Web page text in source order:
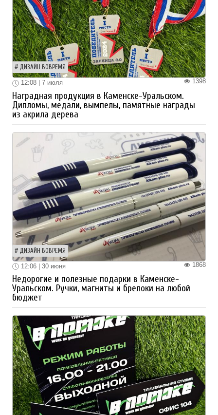
ДИЗАЙН ВОВРЕМЯ
1398
12:08 | 7 июля
Наградная продукция в Каменске-Уральском.
Дипломы, медали, вымпелы, памятные награды
из акрила дерева
ДИЗАЙН ВОВРЕМЯ
1868
12:06 | 30 июня
Недорогие и полезные подарки в Каменске-
Уральском. Ручки, магниты и брелоки на любой
бюджет